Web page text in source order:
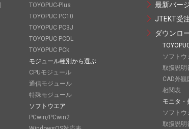
TOYOPUC-Plus
TOYOPUC PC10
TOYOPUC PC3J
TOYOPUC PCDL
TOYOPUC PCk
モジュール種別から選ぶ
CPUモジュール
通信モジュール
特殊モジュール
ソフトウエア
PCwin/PCwin2
最新バー
JTEKT受
ダウンロ
ソフト
取扱説明
CAD外観
相関表
モニタ・
ソフト
取扱説明